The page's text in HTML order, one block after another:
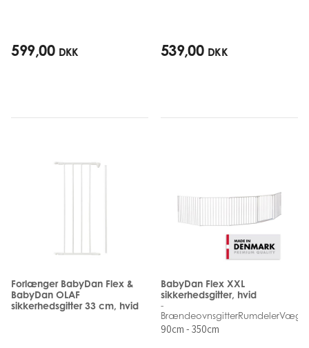
599,00 DKK 539,00 DKK
Forlænger BabyDan Flex &
BabyDan OLAF
sikkerhedsgitter 33 cm, hvid
BabyDan Flex XXL
sikkerhedsgitter, hvid
-
90cm - 350cm